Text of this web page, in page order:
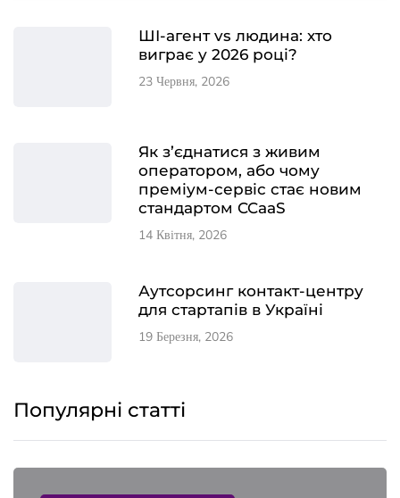
ШІ-агент vs людина: хто
виграє у 2026 році?
23 Червня, 2026
Як з’єднатися з живим
оператором, або чому
преміум-сервіс стає новим
стандартом CCaaS
14 Квітня, 2026
Аутсорсинг контакт-центру
для стартапів в Україні
19 Березня, 2026
Популярні статті